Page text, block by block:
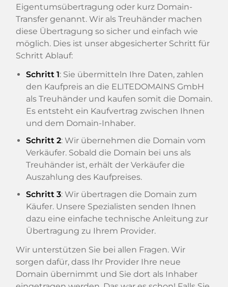
Eigentumsübertragung oder kurz Domain-
Transfer genannt. Wir als Treuhänder machen
diese Übertragung so sicher und einfach wie
möglich. Dies ist unser abgesicherter Schritt für
Schritt Ablauf:
Schritt 1: Sie übermitteln Ihre Daten, zahlen
den Kaufpreis an die ELITEDOMAINS GmbH
als Treuhänder und kaufen somit die Domain.
Es entsteht ein Kaufvertrag zwischen Ihnen
und dem Domain-Inhaber.
Schritt 2: Wir übernehmen die Domain vom
Verkäufer. Sobald die Domain bei uns als
Treuhänder ist, erhält der Verkäufer die
Auszahlung des Kaufpreises.
Schritt 3: Wir übertragen die Domain zum
Käufer. Unsere Spezialisten senden Ihnen
dazu eine einfache technische Anleitung zur
Übertragung zu Ihrem Provider.
Wir unterstützen Sie bei allen Fragen. Wir
sorgen dafür, dass Ihr Provider Ihre neue
Domain übernimmt und Sie dort als Inhaber